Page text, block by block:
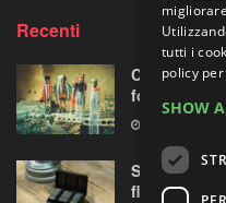
Recenti
fotografica
Sony
float per le
tutti i
policy
SHOW